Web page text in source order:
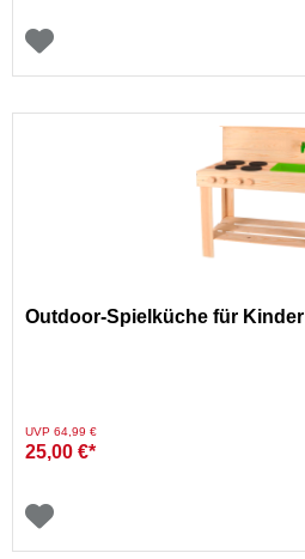
Outdoor-Spielküche für Kinder
Preis reduziert von
UVP 64,99 €auf
25,00 €*